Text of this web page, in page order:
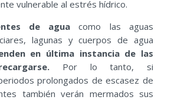
vulnerable al estrés hídrico.
de agua como las aguas
lagunas y cuerpos de agua
en última instancia de las
. Por lo tanto, si
prolongados de escasez de
también verán mermados sus